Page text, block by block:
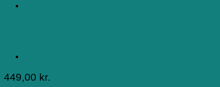
449,00 kr.